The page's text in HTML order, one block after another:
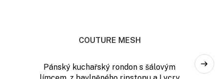
COUTURE MESH
Pánský kuchařský rondon s šálovým